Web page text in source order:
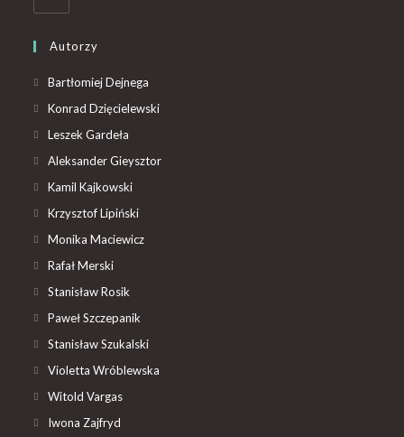
Autorzy
Bartłomiej Dejnega
Konrad Dzięcielewski
Leszek Gardeła
Aleksander Gieysztor
Kamil Kajkowski
Krzysztof Lipiński
Monika Maciewicz
Rafał Merski
Stanisław Rosik
Paweł Szczepanik
Stanisław Szukalski
Violetta Wróblewska
Witold Vargas
Iwona Zajfryd